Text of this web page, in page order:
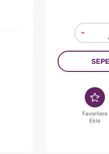
-
Favorilere
Ekle